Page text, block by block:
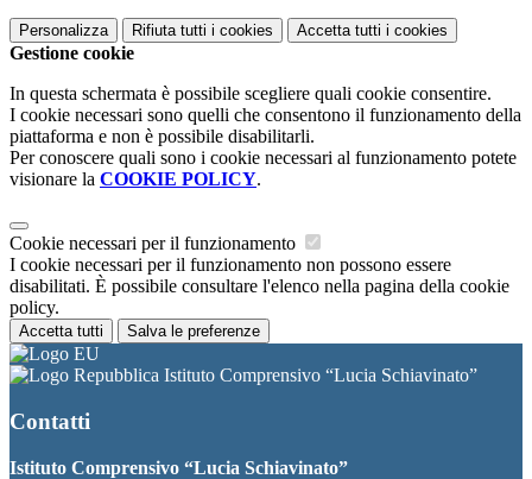
Personalizza Rifiuta tutti i cookies Accetta tutti i cookies
Gestione cookie
In questa schermata è possibile scegliere quali cookie consentire.
I cookie necessari sono quelli che consentono il funzionamento della
piattaforma e non è possibile disabilitarli.
Per conoscere quali sono i cookie necessari al funzionamento potete
visionare la COOKIE POLICY.
Cookie necessari per il funzionamento
I cookie necessari per il funzionamento non possono essere
disabilitati. È possibile consultare l'elenco nella pagina della cookie
policy.
Accetta tutti Salva le preferenze
Istituto Comprensivo “Lucia Schiavinato”
Contatti
Istituto Comprensivo “Lucia Schiavinato”